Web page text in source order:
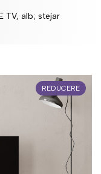
TV, alb; stejar
REDUCERE